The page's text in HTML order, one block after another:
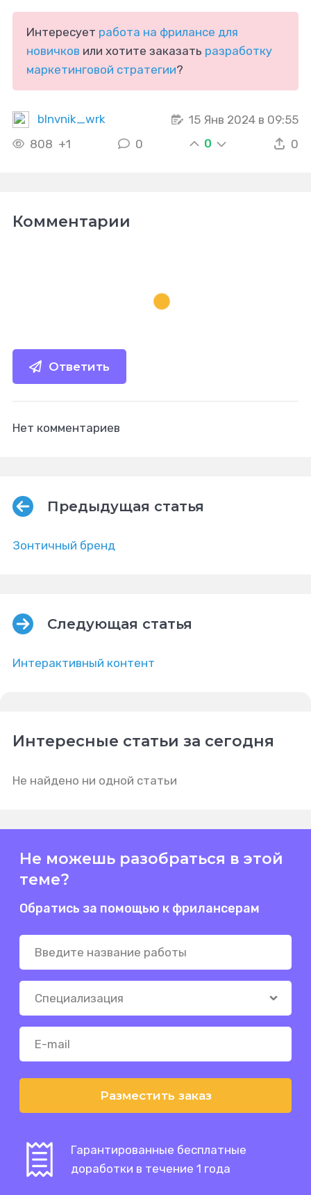
Интересует работа на фрилансе для
новичков или хотите заказать разработку
маркетинговой стратегии?
blnvnik_wrk
15 Янв 2024 в 09:55
808 +1 0 0 0
Комментарии
Ответить
Нет комментариев
Предыдущая статья
Зонтичный бренд
Следующая статья
Интерактивный контент
Интересные статьи за сегодня
Не найдено ни одной статьи
Не можешь разобраться в этой
теме?
Обратись за помощью к фрилансерам
Разместить заказ
Гарантированные бесплатные
доработки в течение 1 года